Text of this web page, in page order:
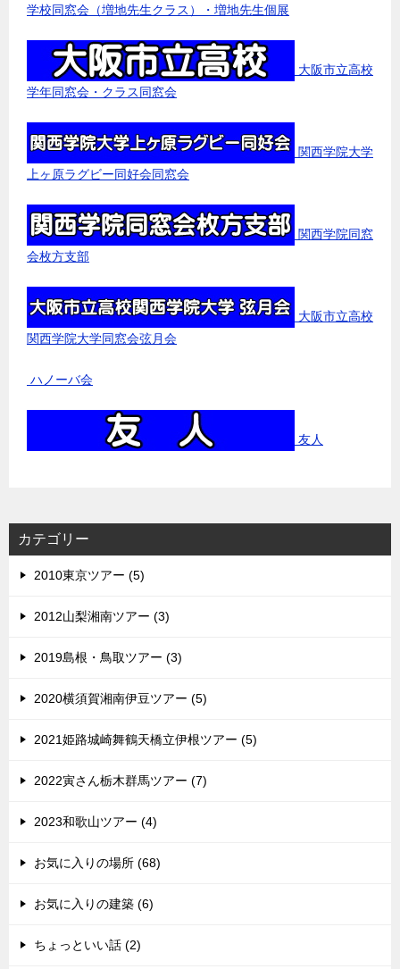
学校同窓会（増地先生クラス）・増地先生個展
大阪市立高校
学年同窓会・クラス同窓会
関西学院大学
上ヶ原ラグビー同好会同窓会
関西学院同窓
会枚方支部
大阪市立高校
関西学院大学同窓会弦月会
ハノーバ会
友人
カテゴリー
2010東京ツアー (5)
2012山梨湘南ツアー (3)
2019島根・鳥取ツアー (3)
2020横須賀湘南伊豆ツアー (5)
2021姫路城崎舞鶴天橋立伊根ツアー (5)
2022寅さん栃木群馬ツアー (7)
2023和歌山ツアー (4)
お気に入りの場所 (68)
お気に入りの建築 (6)
ちょっといい話 (2)